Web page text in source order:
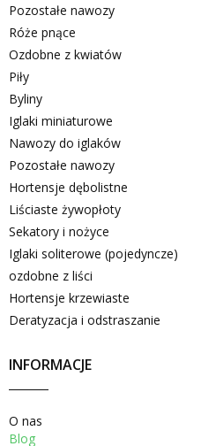
Pozostałe nawozy
Róże pnące
Ozdobne z kwiatów
Piły
Byliny
Iglaki miniaturowe
Nawozy do iglaków
Pozostałe nawozy
Hortensje dębolistne
Liściaste żywopłoty
Sekatory i nożyce
Iglaki soliterowe (pojedyncze)
ozdobne z liści
Hortensje krzewiaste
Deratyzacja i odstraszanie
INFORMACJE
O nas
Blog